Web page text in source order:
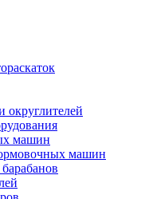
округлителей
машин
машин